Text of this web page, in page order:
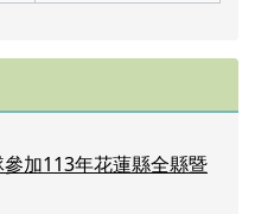
加113年花蓮縣全縣暨